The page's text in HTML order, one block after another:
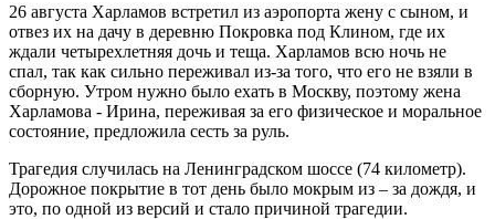
26 августа Харламов встретил из аэропорта жену с сыном, и
отвез их на дачу в деревню Покровка под Клином, где их
ждали четырехлетняя дочь и теща. Харламов всю ночь не
спал, так как сильно переживал из-за того, что его не взяли в
сборную. Утром нужно было ехать в Москву, поэтому жена
Харламова - Ирина, переживая за его физическое и моральное
состояние, предложила сесть за руль.
Трагедия случилась на Ленинградском шоссе (74 километр).
Дорожное покрытие в тот день было мокрым из – за дождя, и
это, по одной из версий и стало причиной трагедии.